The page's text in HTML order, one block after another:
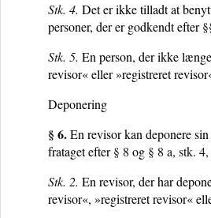
Stk. 4. Det er ikke tilladt at
personer, der er godkendt efter
Stk. 5. En person, der ikke
revisor« eller »registreret
Deponering
§ 6.En revisor kan deponere
frataget efter§ 8 og § 8 a, stk.
Stk. 2. En revisor, der har
revisor«, »registreret revisor«